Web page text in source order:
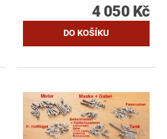
4 050 Kč